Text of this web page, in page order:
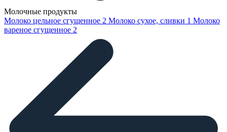
Молочные продукты
Молоко цельное сгущенное 2 Молоко сухое, сливки 1 Молоко
вареное сгущенное 2